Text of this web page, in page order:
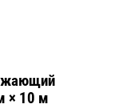
× 10 м